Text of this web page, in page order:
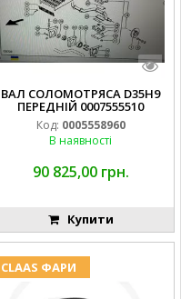
ВАЛ СОЛОМОТРЯСА D35H9
ПЕРЕДНІЙ 0007555510
Код: 0005558960
В наявності
90 825,00 грн.
Купити
CLAAS ФАРИ